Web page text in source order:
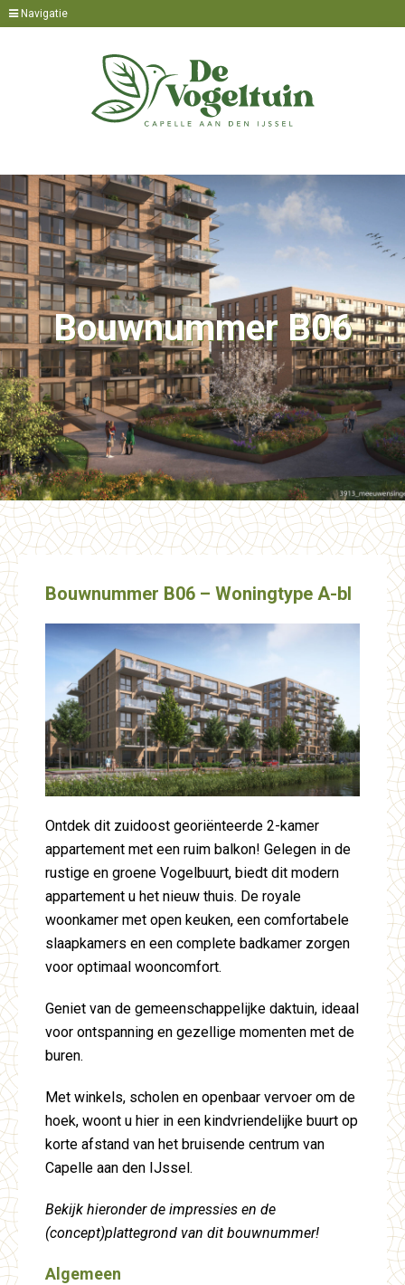
Navigatie
Bouwnummer B06
Bouwnummer B06 – Woningtype A-bl
Ontdek dit zuidoost georiënteerde 2-kamer
appartement met een ruim balkon! Gelegen in de
rustige en groene Vogelbuurt, biedt dit modern
appartement u het nieuw thuis. De royale
woonkamer met open keuken, een comfortabele
slaapkamers en een complete badkamer zorgen
voor optimaal wooncomfort.
Geniet van de gemeenschappelijke daktuin, ideaal
voor ontspanning en gezellige momenten met de
buren.
Met winkels, scholen en openbaar vervoer om de
hoek, woont u hier in een kindvriendelijke buurt op
korte afstand van het bruisende centrum van
Capelle aan den IJssel.
Bekijk hieronder de impressies en de
(concept)plattegrond van dit bouwnummer!
Algemeen